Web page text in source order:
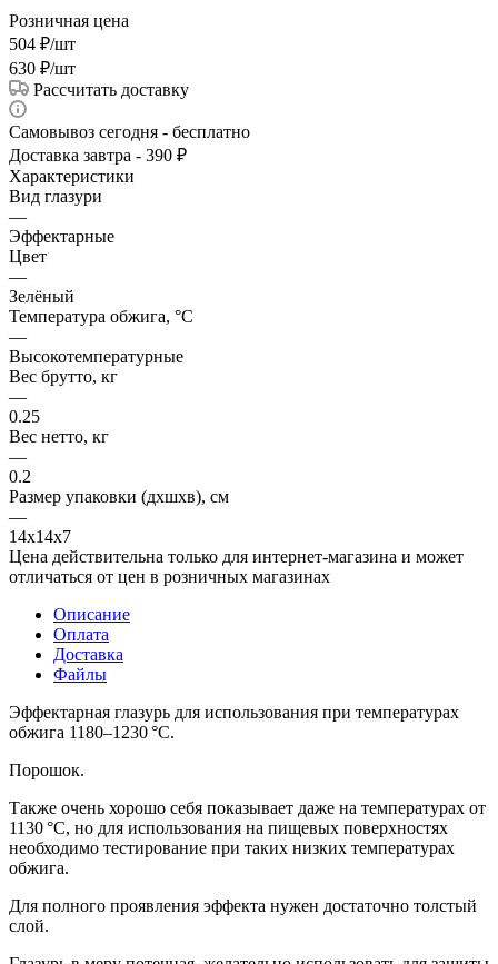
Розничная цена
504 ₽/шт
630 ₽/шт
Рассчитать доставку
Самовывоз сегодня - бесплатно
Доставка завтра - 390 ₽
Характеристики
Вид глазури
—
Эффектарные
Цвет
—
Зелёный
Температура обжига, °C
—
Высокотемпературные
Вес брутто, кг
—
0.25
Вес нетто, кг
—
0.2
Размер упаковки (дхшхв), см
—
14х14х7
Цена действительна только для интернет-магазина и может
отличаться от цен в розничных магазинах
Описание
Оплата
Доставка
Файлы
Эффектарная глазурь для использования при температурах
обжига 1180–1230 °C.
Порошок.
Также очень хорошо себя показывает даже на температурах от
1130 °C, но для использования на пищевых поверхностях
необходимо тестирование при таких низких температурах
обжига.
Для полного проявления эффекта нужен достаточно толстый
слой.